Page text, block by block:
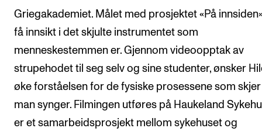
Samarbeidsprosjekter
Nettverk
AKTUELT
Arrangementer og konserter
Griegakademiet. Målet med prosjektet «På
få innsikt i det skjulte instrumentet som
menneskestemmen er. Gjennom videoopptak av
strupehodet til seg selv og sine studenter, ønsker
øke forståelsen for de fysiske prosessene som
man synger. Filmingen utføres på Haukeland
er et samarbeidsprosjekt mellom sykehuset og